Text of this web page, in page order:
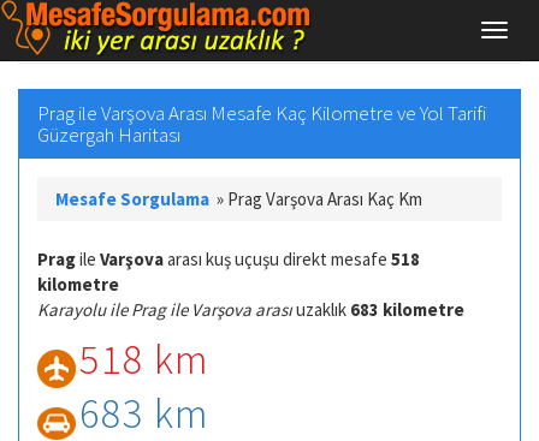
Prag ile Varşova Arası Mesafe Kaç Kilometre ve Yol Tarifi
Güzergah Haritası
Mesafe Sorgulama » Prag Varşova Arası Kaç Km
Pragile Varşovaarası kuş uçuşu direkt mesafe 518
kilometre
Karayolu ile Prag ile Varşova arasıuzaklık 683 kilometre
518 km
683 km